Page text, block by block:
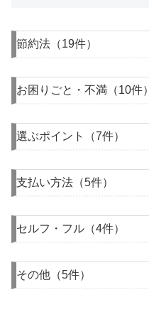
節約法（19件）
お困りごと・不満（10件）
選ぶポイント（7件）
支払い方法（5件）
セルフ・フル（4件）
その他（5件）